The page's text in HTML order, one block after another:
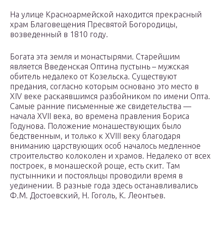
На улице Красноармейской находится прекрасный
храм Благовещения Пресвятой Богородицы,
возведенный в 1810 году.
Богата эта земля и монастырями. Старейшим
является Введенская Оптина пустынь – мужская
обитель недалеко от Козельска. Существуют
предания, согласно которым основано это место в
XIV веке раскаявшимся разбойником по имени Опта.
Самые ранние письменные же свидетельства —
начала XVII века, во времена правления Бориса
Годунова. Положение монашествующих было
бедственным, и только к XVIII веку благодаря
вниманию царствующих особ началось медленное
строительство колоколен и храмов. Недалеко от всех
построек, в монашеской роще, есть скит. Там
пустынники и постояльцы проводили время в
уединении. В разные года здесь останавливались
Ф.М. Достоевский, Н. Гоголь, К. Леонтьев.